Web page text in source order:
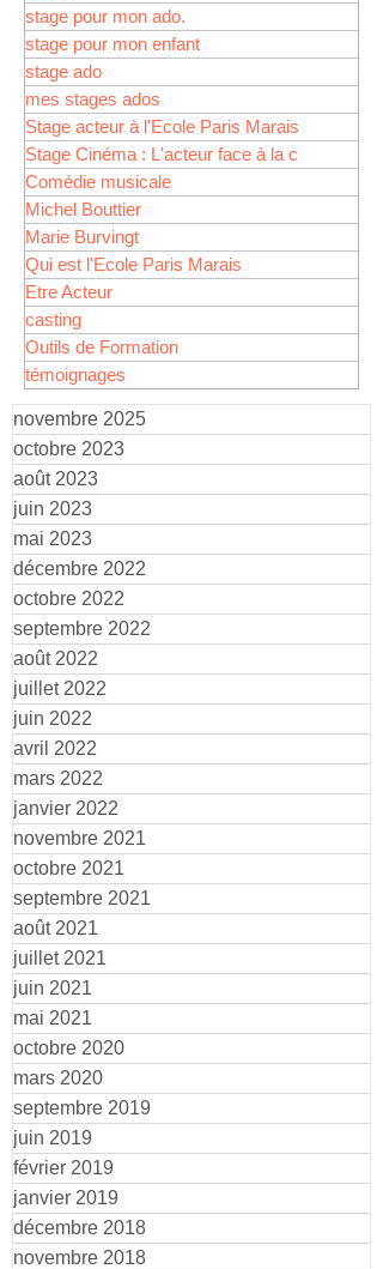
stage pour mon ado.
stage pour mon enfant
stage ado
mes stages ados
Stage acteur à l'Ecole Paris Marais
Stage Cinéma : L'acteur face à la c
Comédie musicale
Michel Bouttier
Marie Burvingt
Qui est l'Ecole Paris Marais
Etre Acteur
casting
Outils de Formation
témoignages
novembre 2025
octobre 2023
août 2023
juin 2023
mai 2023
décembre 2022
octobre 2022
septembre 2022
août 2022
juillet 2022
juin 2022
avril 2022
mars 2022
janvier 2022
novembre 2021
octobre 2021
septembre 2021
août 2021
juillet 2021
juin 2021
mai 2021
octobre 2020
mars 2020
septembre 2019
juin 2019
février 2019
janvier 2019
décembre 2018
novembre 2018